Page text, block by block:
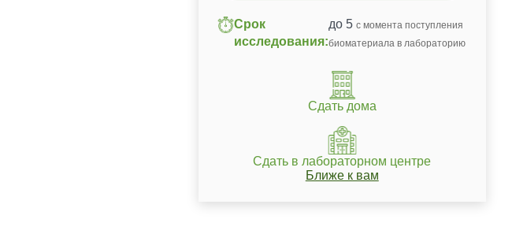
Срок
исследования:
до 5 с момента поступления
биоматериала в лабораторию
Сдать дома
Сдать в лабораторном центре
Ближе к вам